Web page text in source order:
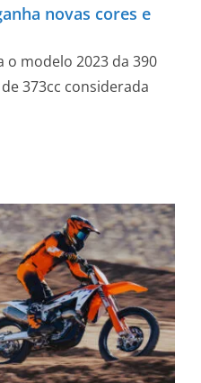
novas cores e
o modelo 2023 da 390
373cc considerada